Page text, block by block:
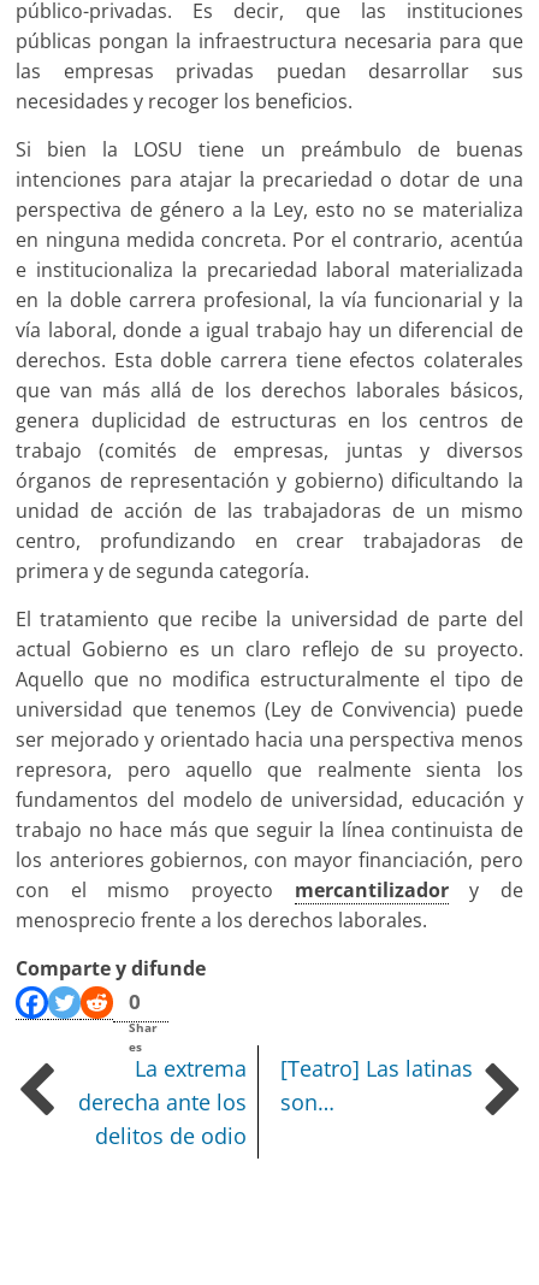
público-privadas. Es decir, que las instituciones
públicas pongan la infraestructura necesaria para que
las empresas privadas puedan desarrollar sus
necesidades y recoger los beneficios.
Si bien la LOSU tiene un preámbulo de buenas
intenciones para atajar la precariedad o dotar de una
perspectiva de género a la Ley, esto no se materializa
en ninguna medida concreta. Por el contrario, acentúa
e institucionaliza la precariedad laboral materializada
en la doble carrera profesional, la vía funcionarial y la
vía laboral, donde a igual trabajo hay un diferencial de
derechos. Esta doble carrera tiene efectos colaterales
que van más allá de los derechos laborales básicos,
genera duplicidad de estructuras en los centros de
trabajo (comités de empresas, juntas y diversos
órganos de representación y gobierno) dificultando la
unidad de acción de las trabajadoras de un mismo
centro, profundizando en crear trabajadoras de
primera y de segunda categoría.
El tratamiento que recibe la universidad de parte del
actual Gobierno es un claro reflejo de su proyecto.
Aquello que no modifica estructuralmente el tipo de
universidad que tenemos (Ley de Convivencia) puede
ser mejorado y orientado hacia una perspectiva menos
represora, pero aquello que realmente sienta los
fundamentos del modelo de universidad, educación y
trabajo no hace más que seguir la línea continuista de
los anteriores gobiernos, con mayor financiación, pero
con el mismo proyecto mercantilizadory de
menosprecio frente a los derechos laborales.
Comparte y difunde
0
Shar
es
La extrema
derecha ante los
delitos de odio
[Teatro] Las latinas
son…